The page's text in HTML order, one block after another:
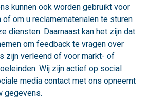
kunnen ook worden gebruikt voor
om u reclamematerialen te sturen
diensten. Daarnaast kan het zijn dat
om feedback te vragen over
zijn verleend of voor markt- of
Wij zijn actief op social
media contact met ons opneemt
gegevens.